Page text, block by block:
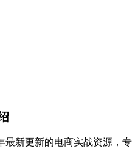
最新更新的电商实战资源，专